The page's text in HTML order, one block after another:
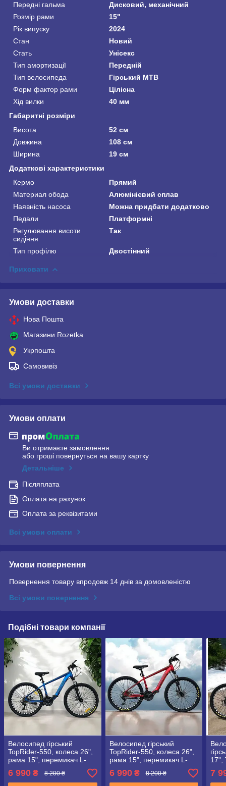
Передні гальма
Дисковий, механічний
Розмір рами
15"
Рік випуску
2024
Стан
Новий
Стать
Унісекс
Тип амортизації
Передній
Тип велосипеда
Гірський MTB
Форм фактор рами
Цілісна
Хід вилки
40 мм
Габаритні розміри
Висота
52 см
Довжина
108 см
Ширина
19 см
Додаткові характеристики
Кермо
Прямий
Материал обода
Алюмінієвий сплав
Наявність насоса
Можна придбати додатково
Педали
Платформні
Регулювання висоти
сидіння
Так
Тип профілю Двостінний
Приховати
Умови доставки
Нова Пошта
Магазини Rozetka
Укрпошта
Самовивіз
Всі умови доставки
Умови оплати
Ви отримаєте замовлення
або гроші повернуться на вашу картку
Детальніше
Післяплата
Оплата на рахунок
Оплата за реквізитами
Всі умови оплати
Умови повернення
Повернення товару впродовж 14 днів за домовленістю
Всі умови повернення
Подібні товари компанії
Велосипед гірський
TopRider-550, колеса 26",
рама 15", перемикач L-
6 990 ₴ 8 200 ₴
Велосипед гірський
TopRider-550, колеса 26",
рама 15", перемикач L-
6 990₴ 8 200 ₴
17",
7